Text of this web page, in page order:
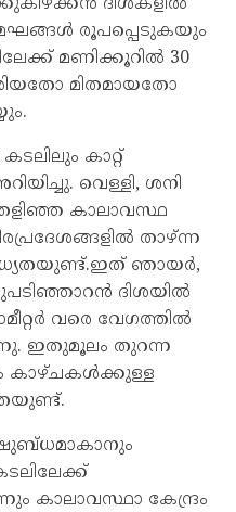
രൂപപ്പെടുകയും
മണിക്കൂറില്‍ 30
മിതമായതോ
കാറ്റ്
വെള്ളി, ശനി
കാലാവസ്ഥ
താഴ്ന്ന
ഞായര്‍,
ദിശയില്‍
വരെ വേഗത്തില്‍
ഇതുമൂലം തുറന്ന
കാഴ്ചകള്‍ക്കുള്ള
കാലാവസ്ഥാ കേന്ദ്രം